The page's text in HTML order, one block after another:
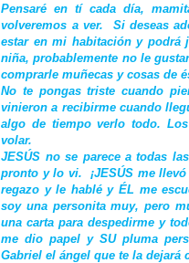
Pensaré en tí cada día,
volveremos a ver. Si deseas
estar en mi habitación y podrá
niña, probablemente no le
comprarle muñecas y cosas de
No te pongas triste cuando
vinieron a recibirme cuando
algo de tiempo verlo todo.
volar.
JESÚS no se parece a todas
pronto y lo vi. ¡JESÚS me llevó
regazo y le hablé y ÉL me
soy una personita muy, pero
una carta para despedirme y
me dio papel y SU pluma
Gabriel el ángel que te la dejará